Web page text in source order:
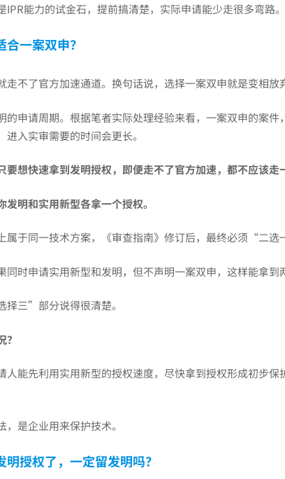
能力的试金石，提前搞清楚，实际申请能少走很多弯路。
一案双申？
走不了官方加速通道。换句话说，选择一案双申就是变相放
的申请周期。根据笔者实际处理经验来看，一案双申的案件
入实审需要的时间会更长。
要想快速拿到发明授权，即便走不了官方加速，都不应该走
明和实用新型各拿一个授权。
属于同一技术方案，《审查指南》修订后，最终必须“二选
时申请实用新型和发明，但不声明一案双申，这样能拿到
三”部分说得很清楚。
人能先利用实用新型的授权速度，尽快拿到授权形成初步
是企业用来保护技术。
明授权了，一定留发明吗？